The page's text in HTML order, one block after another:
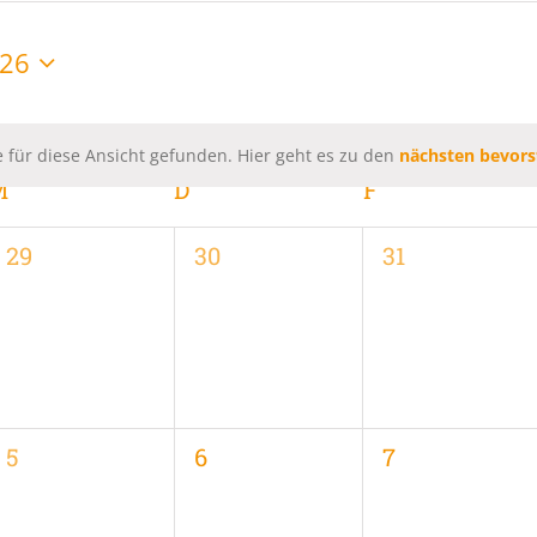
Hinweis
für diese Ansicht gefunden. Hier geht es zu den nächsten
D F
0
29
0
30
0
31
0
5
0
6
0
7